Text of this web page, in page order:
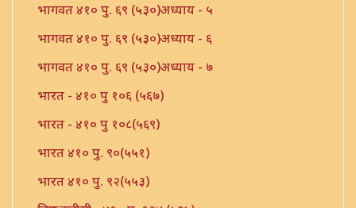
भागवत ४१० पु. ६९ (५३०)अध्याय - ५
भागवत ४१० पु. ६९ (५३०)अध्याय - ६
भागवत ४१० पु. ६९ (५३०)अध्याय - ७
भारत - ४१० पु १०६ (५६७)
भारत - ४१० पु १०८(५६९)
भारत ४१० पु. ९०(५५१)
भारत ४१० पु. ९२(५५३)